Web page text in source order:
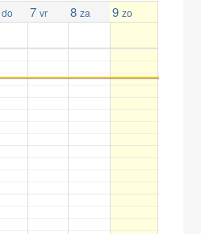
do 7 vr 8 za 9 zo